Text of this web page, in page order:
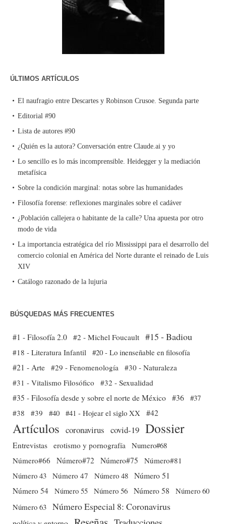
ÚLTIMOS ARTÍCULOS
El naufragio entre Descartes y Robinson Crusoe. Segunda parte
Editorial #90
Lista de autores #90
¿Quién es la autora? Conversación entre Claude.ai y yo
Lo sencillo es lo más incomprensible. Heidegger y la mediación
metafísica
Sobre la condición marginal: notas sobre las humanidades
Filosofía forense: reflexiones marginales sobre el cadáver
¿Población callejera o habitante de la calle? Una apuesta por otro
modo de vida
La importancia estratégica del río Mississippi para el desarrollo del
comercio colonial en América del Norte durante el reinado de Luis
XIV
Catálogo razonado de la lujuria
BÚSQUEDAS MÁS FRECUENTES
#1 - Filosofía 2.0 #2 - Michel Foucault #15 - Badiou
#18 - Literatura Infantil #20 - Lo inenseñable en filosofía
#21 - Arte #29 - Fenomenología
#30 - Naturaleza
#31 - Vitalismo Filosófico
#32 - Sexualidad
#35 - Filosofía desde y sobre el norte de México #36 #37
#38
#39 #40 #41 - Hojear el siglo XX #42
Artículos coronavirus covid-19 Dossier
Entrevistas erotismo y pornografía
Numero#68
Número#66
Número#72 Número#75
Número#81
Número 43 Número 47 Número 48 Número 51
Número 54 Número 55 Número 56 Número 58
Número 60
Número 63 Número Especial 8: Coronavirus